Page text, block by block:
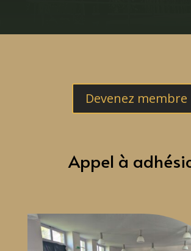
Devenez membre
Appel à